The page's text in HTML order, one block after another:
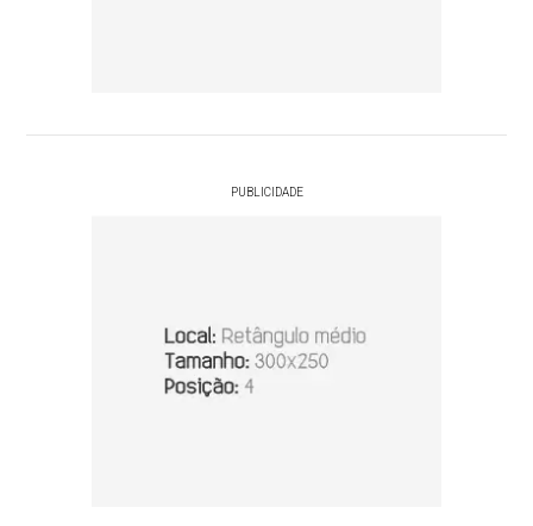
PUBLICIDADE